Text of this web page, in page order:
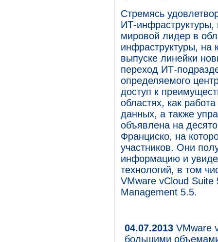
Стремясь
ИТ-
мировой лидер в
инфраструктуры, на
выпуске линейки
переход ИТ-
определяемого
доступ к
областях, как
данных, а также
объявлена на
Франциско, на
участников. Они
информацию и
технологий, в том
VMware vCloud
Management 5.5.
04.07.2013 VMware
большими